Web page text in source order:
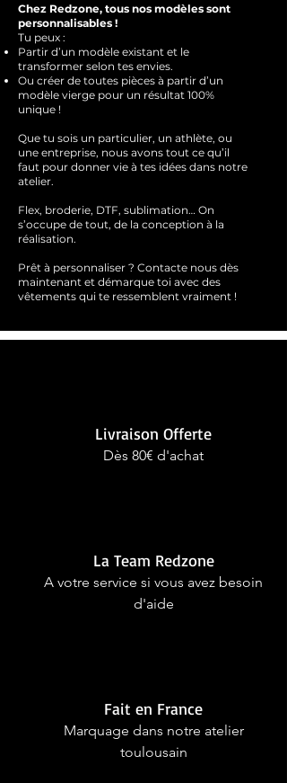
Chez Redzone, tous nos modèles sont
personnalisables !
Tu peux :
Partir d’un modèle existant et le
transformer selon tes envies.
Ou créer de toutes pièces à partir d’un
modèle vierge pour un résultat 100%
unique !
Que tu sois un particulier, un athlète, ou
une entreprise, nous avons tout ce qu’il
faut pour donner vie à tes idées dans notre
atelier.
Flex, broderie, DTF, sublimation… On
s’occupe de tout, de la conception à la
réalisation.
Prêt à personnaliser ? Contacte nous dès
maintenant et démarque toi avec des
vêtements qui te ressemblent vraiment !
Livraison Offerte
Dès 80€ d'achat
La Team Redzone
A votre service si vous avez besoin
d'aide
Fait en France
Marquage dans notre atelier
toulousain